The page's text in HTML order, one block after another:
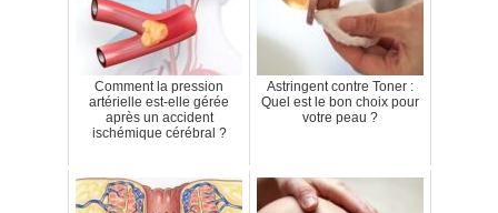
Comment la pression
artérielle est-elle gérée
après un accident
ischémique cérébral ?
Astringent contre Toner :
Quel est le bon choix pour
votre peau ?